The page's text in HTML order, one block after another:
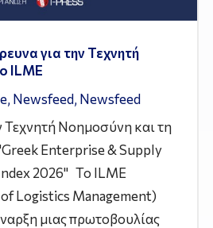
για την Τεχνητή
ILME
, Newsfeed, Newsfeed
Τεχνητή Νοημοσύνη και τη
Enterprise & Supply
2026" Το ILME
Logistics Management)
μιας πρωτοβουλίας